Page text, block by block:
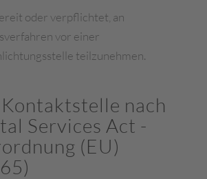
oder verpflichtet, an
vor einer
teilzunehmen.
nach
Services Act -
(EU)